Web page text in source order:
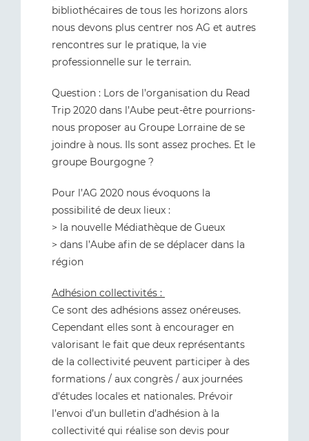
bibliothécaires de tous les horizons alors
nous devons plus centrer nos AG et autres
rencontres sur le pratique, la vie
professionnelle sur le terrain.
Question : Lors de l’organisation du Read
Trip 2020 dans l’Aube peut-être pourrions-
nous proposer au Groupe Lorraine de se
joindre à nous. Ils sont assez proches. Et le
groupe Bourgogne ?
Pour l’AG 2020 nous évoquons la
possibilité de deux lieux :
> la nouvelle Médiathèque de Gueux
> dans l’Aube afin de se déplacer dans la
région
Adhésion collectivités :
Ce sont des adhésions assez onéreuses.
Cependant elles sont à encourager en
valorisant le fait que deux représentants
de la collectivité peuvent participer à des
formations / aux congrès / aux journées
d'études locales et nationales. Prévoir
l’envoi d’un bulletin d’adhésion à la
collectivité qui réalise son devis pour